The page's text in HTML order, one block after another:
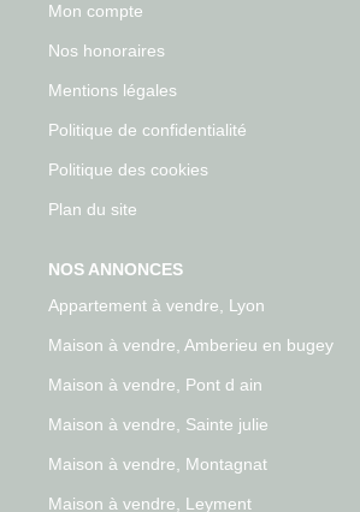
Mon compte
Nos honoraires
Mentions légales
Politique de confidentialité
Politique des cookies
Plan du site
NOS ANNONCES
Appartement à vendre, Lyon
Maison à vendre, Amberieu en bugey
Maison à vendre, Pont d ain
Maison à vendre, Sainte julie
Maison à vendre, Montagnat
Maison à vendre, Leyment